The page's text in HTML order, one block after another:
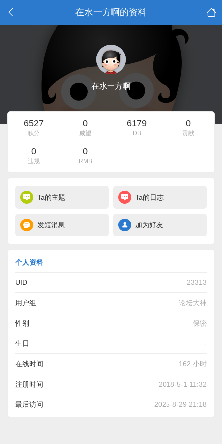
在水一方啊的资料
在水一方啊
6527
积分
0
威望
6179
DB
0
贡献
0
违规
0
RMB
Ta的主题 Ta的日志
发短消息 加为好友
个人资料
UID 23313
用户组 论坛大神
性别 保密
生日 -
在线时间 162 小时
注册时间 2018-5-1 11:32
最后访问 2025-8-29 21:18